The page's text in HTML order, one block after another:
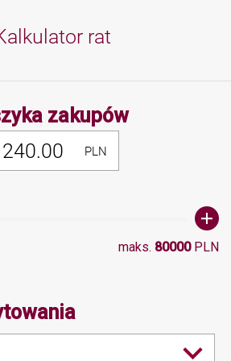
rat
zakupówMinimalna
PLN
maks. 80000PLN